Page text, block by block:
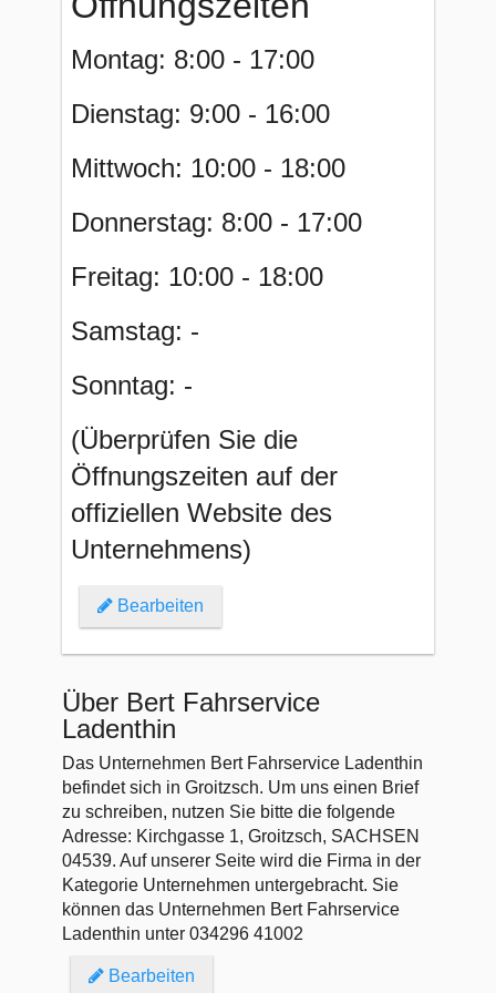
Montag: 8:00 - 17:00
Dienstag: 9:00 - 16:00
Mittwoch: 10:00 - 18:00
Donnerstag: 8:00 - 17:00
Freitag: 10:00 - 18:00
Samstag: -
Sonntag: -
(Überprüfen Sie die
Öffnungszeiten auf der
offiziellen Website des
Unternehmens)
Bearbeiten
Über Bert Fahrservice
Ladenthin
Das Unternehmen Bert Fahrservice Ladenthin
befindet sich in Groitzsch. Um uns einen Brief
zu schreiben, nutzen Sie bitte die folgende
Adresse: Kirchgasse 1, Groitzsch, SACHSEN
04539. Auf unserer Seite wird die Firma in der
Kategorie Unternehmen untergebracht. Sie
können das Unternehmen Bert Fahrservice
Ladenthin unter 034296 41002
Bearbeiten